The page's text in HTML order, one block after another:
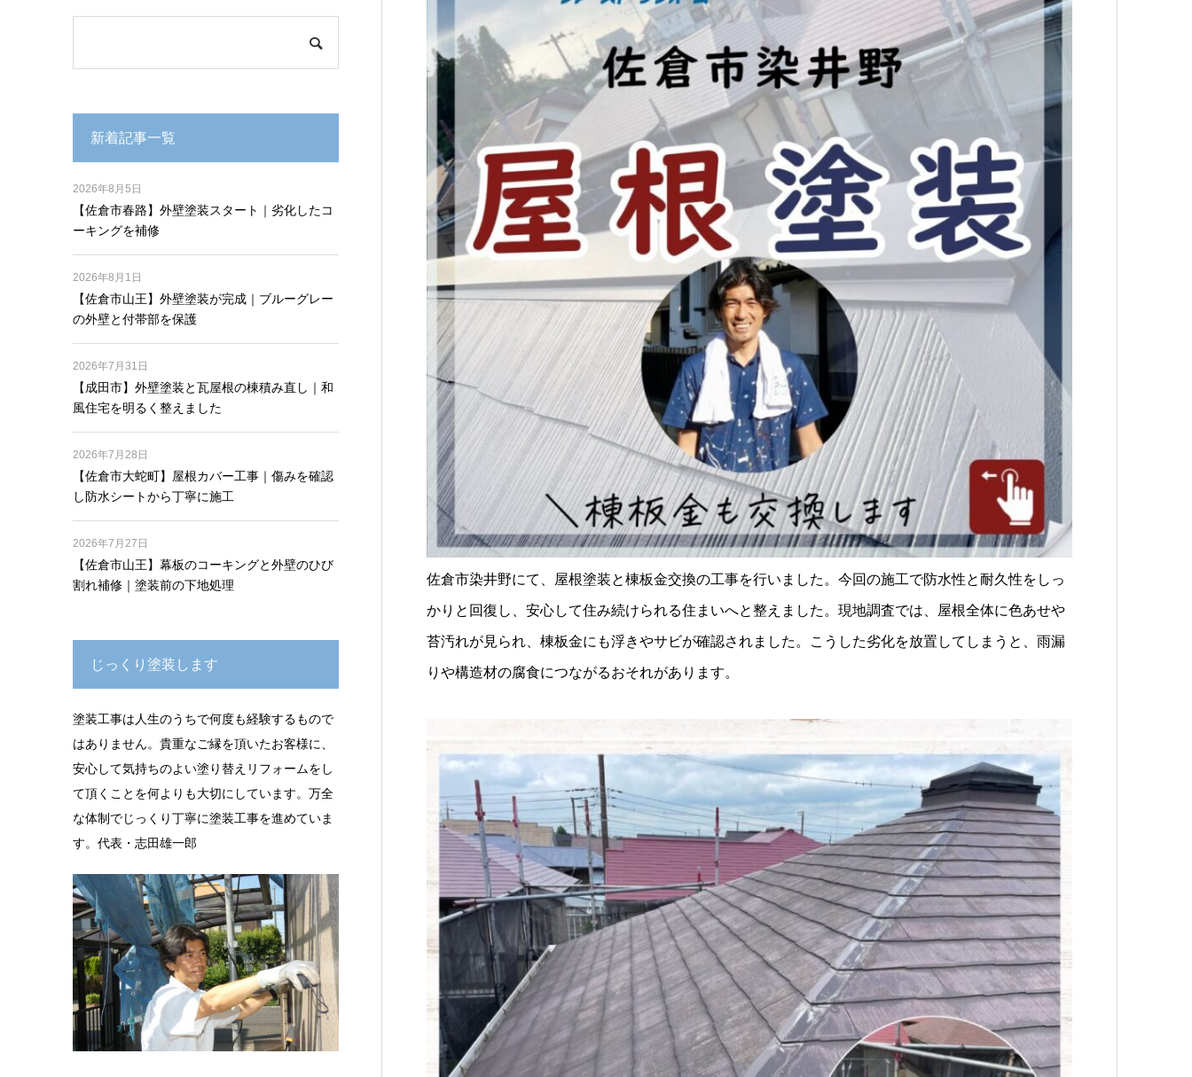
佐倉市染井野にて、屋根塗装と棟板金交換の工事を行いました。今回の施工で防水性と耐久性をしっ
かりと回復し、安心して住み続けられる住まいへと整えました。現地調査では、屋根全体に色あせや
苔汚れが見られ、棟板金にも浮きやサビが確認されました。こうした劣化を放置してしまうと、雨漏
りや構造材の腐食につながるおそれがあります。
新着記事一覧
【佐倉市春路】外壁塗装スタート｜劣化したコ
ーキングを補修
2026年8月5日
【佐倉市山王】外壁塗装が完成｜ブルーグレー
の外壁と付帯部を保護
2026年8月1日
【成田市】外壁塗装と瓦屋根の棟積み直し｜和
風住宅を明るく整えました
2026年7月31日
【佐倉市大蛇町】屋根カバー工事｜傷みを確認
し防水シートから丁寧に施工
2026年7月28日
【佐倉市山王】幕板のコーキングと外壁のひび
割れ補修｜塗装前の下地処理
2026年7月27日
じっくり塗装します
塗装工事は人生のうちで何度も経験するもので
はありません。貴重なご縁を頂いたお客様に、
安心して気持ちのよい塗り替えリフォームをし
て頂くことを何よりも大切にしています。万全
な体制でじっくり丁寧に塗装工事を進めていま
す。代表・志田雄一郎